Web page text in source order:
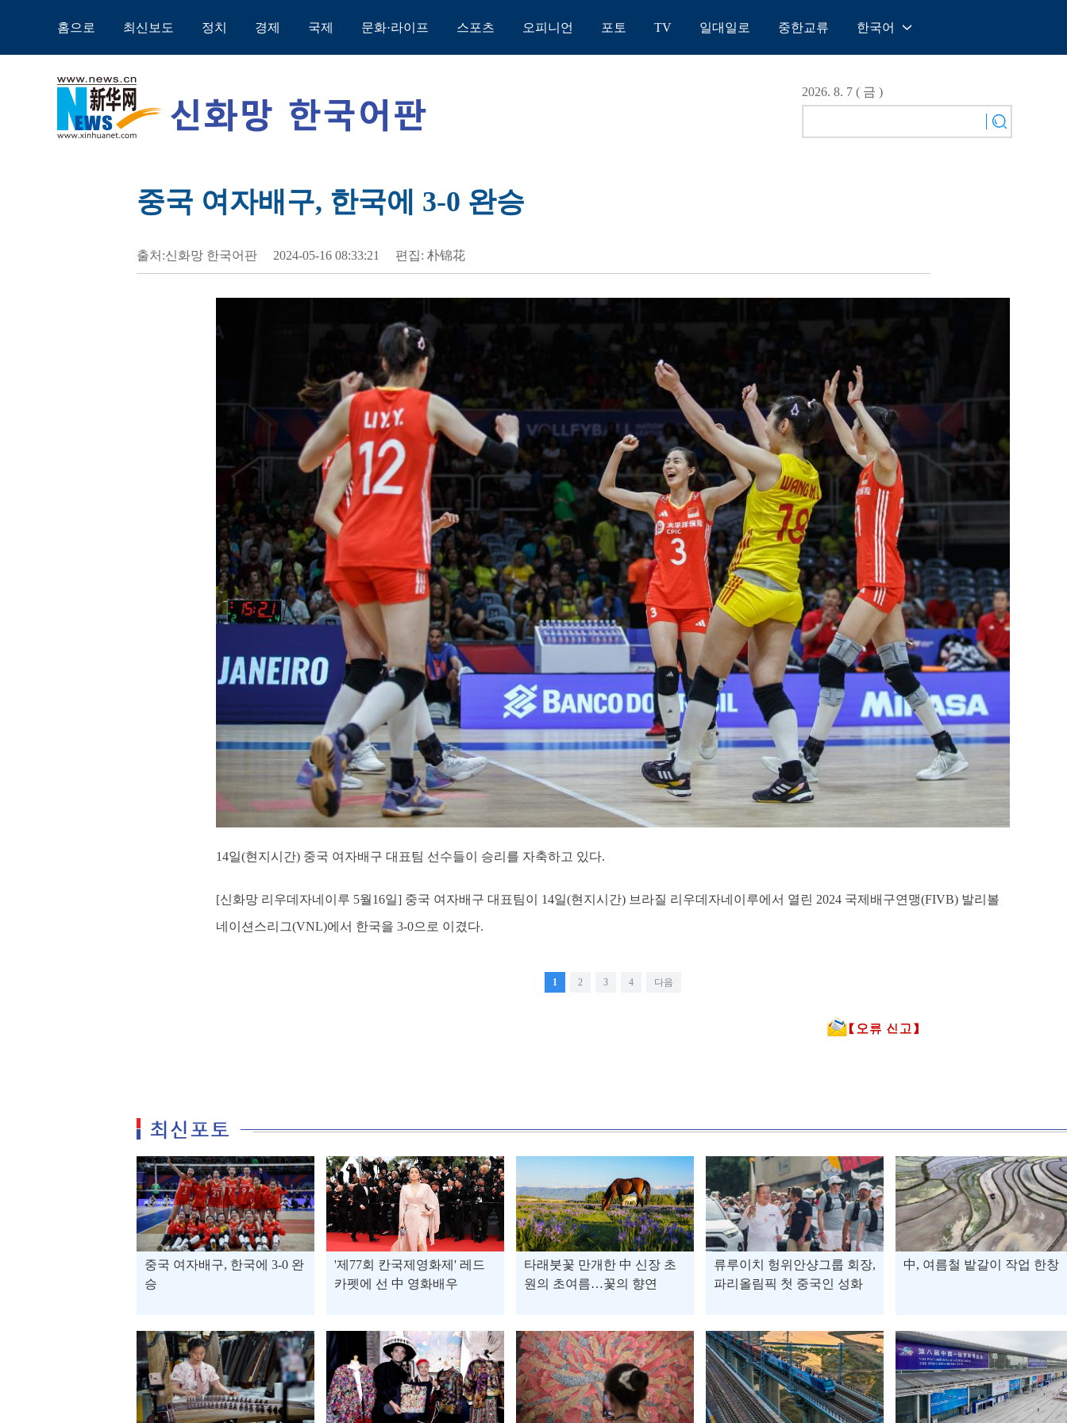
홈으로 최신보도 정치 경제 국제 문화·라이프 스포츠 오피니언 포토 TV 일대일로 중한교류 한국어
English
Español
2026. 8. 7 ( 금 )
중국 여자배구, 한국에 3-0 완승
출처:신화망 한국어판 2024-05-16 08:33:21 편집: 朴锦花
14일(현지시간) 중국 여자배구 대표팀 선수들이 승리를 자축하고 있다.
[신화망 리우데자네이루 5월16일] 중국 여자배구 대표팀이 14일(현지시간) 브라질 리우데자네이루에서 열린 2024 국제배구연맹(FIVB) 발리볼
네이션스리그(VNL)에서 한국을 3-0으로 이겼다.
1 2 3 4 다음
중국 여자배구, 한국에 3-0 완
승
'제77회 칸국제영화제' 레드
카펫에 선 中 영화배우
타래붓꽃 만개한 中 신장 초
원의 초여름…꽃의 향연
류루이치 헝위안샹그룹 회장,
파리올림픽 첫 중국인 성화
中, 여름철 밭갈이 작업 한창